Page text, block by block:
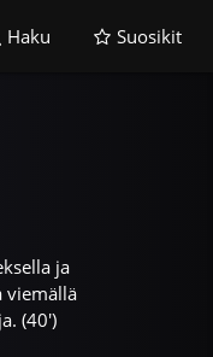
Haku Suosikit
ja
viemällä
(40')